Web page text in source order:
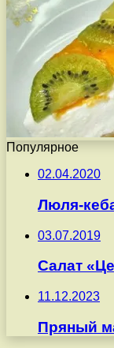
Популярное
02.04.2020
Люля-
03.07.2019
Салат
11.12.2023
Пряный